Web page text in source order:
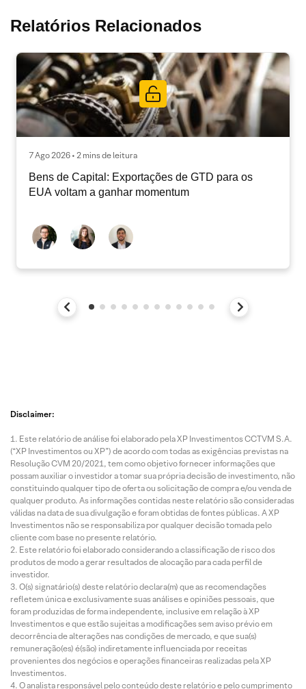
Relatórios Relacionados
7 Ago 2026 • 2 mins de leitura
Bens de Capital: Exportações de GTD para os
EUA voltam a ganhar momentum
Disclaimer:
Este relatório de análise foi elaborado pela XP Investimentos CCTVM S.A.
(“XP Investimentos ou XP”) de acordo com todas as exigências previstas na
Resolução CVM 20/2021, tem como objetivo fornecer informações que
possam auxiliar o investidor a tomar sua própria decisão de investimento, não
constituindo qualquer tipo de oferta ou solicitação de compra e/ou venda de
qualquer produto. As informações contidas neste relatório são consideradas
válidas na data de sua divulgação e foram obtidas de fontes públicas. A XP
Investimentos não se responsabiliza por qualquer decisão tomada pelo
cliente com base no presente relatório.
Este relatório foi elaborado considerando a classificação de risco dos
produtos de modo a gerar resultados de alocação para cada perfil de
investidor.
O(s) signatário(s) deste relatório declara(m) que as recomendações
refletem única e exclusivamente suas análises e opiniões pessoais, que
foram produzidas de forma independente, inclusive em relação à XP
Investimentos e que estão sujeitas a modificações sem aviso prévio em
decorrência de alterações nas condições de mercado, e que sua(s)
remuneração(es) é(são) indiretamente influenciada por receitas
provenientes dos negócios e operações financeiras realizadas pela XP
Investimentos.
O analista responsável pelo conteúdo deste relatório e pelo cumprimento